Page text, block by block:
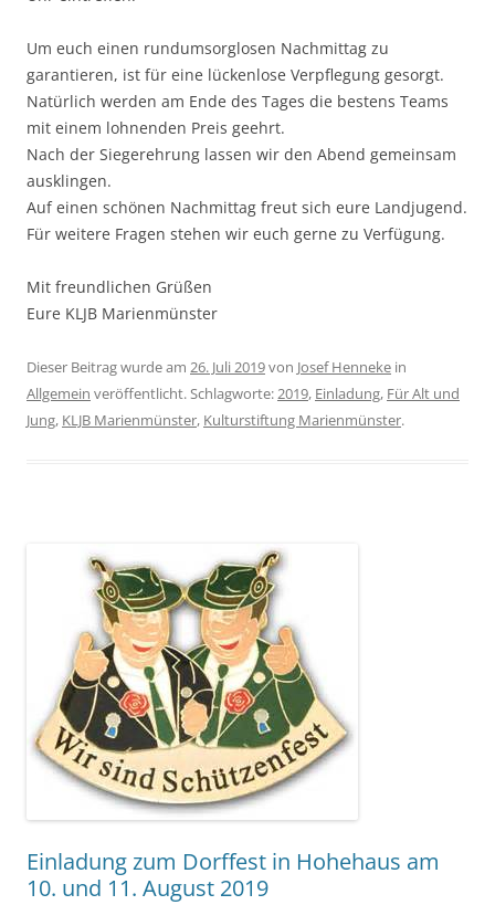
Um euch einen rundumsorglosen Nachmittag zu
garantieren, ist für eine lückenlose Verpflegung gesorgt.
Natürlich werden am Ende des Tages die bestens Teams
mit einem lohnenden Preis geehrt.
Nach der Siegerehrung lassen wir den Abend gemeinsam
ausklingen.
Auf einen schönen Nachmittag freut sich eure Landjugend.
Für weitere Fragen stehen wir euch gerne zu Verfügung.
Mit freundlichen Grüßen
Eure KLJB Marienmünster
Dieser Beitrag wurde am 26. Juli 2019von Josef Henneke in
Allgemein veröffentlicht. Schlagworte:2019, Einladung, Für Alt und
Jung, KLJB Marienmünster, Kulturstiftung Marienmünster.
Einladung zum Dorffest in Hohehaus am
10. und 11. August 2019